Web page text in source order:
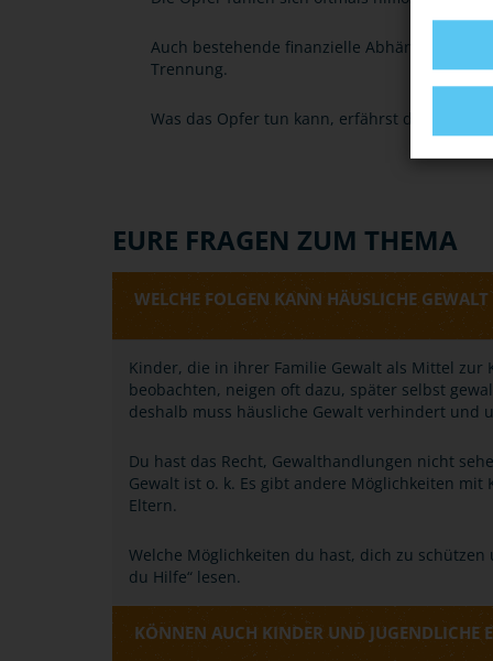
Auch bestehende finanzielle Abhängigkeiten
Trennung.
Was das Opfer tun kann, erfährst du unter
EURE FRAGEN ZUM THEMA
WELCHE FOLGEN KANN HÄUSLICHE
Kinder, die in ihrer Familie Gewalt als Mittel
beobachten, neigen oft dazu, später selbst
deshalb muss häusliche Gewalt verhindert und
Du hast das Recht, Gewalthandlungen nicht
Gewalt ist o. k. Es gibt andere Möglichkeiten
Eltern.
Welche Möglichkeiten du hast, dich zu
du Hilfe“ lesen.
KÖNNEN AUCH KINDER UND JUGENDLICHE